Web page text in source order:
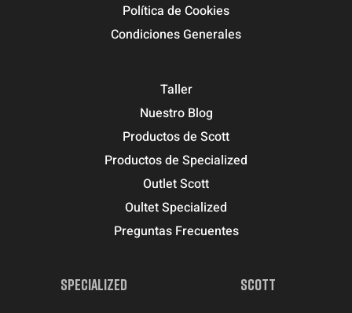
Política de Cookies
Condiciones Generales
Taller
Nuestro Blog
Productos de Scott
Productos de Specialized
Outlet Scott
Oultet Specialized
Preguntas Frecuentes
SPECIALIZED SCOTT